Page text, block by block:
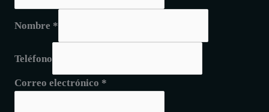
Nombre *
Teléfono
Correo electrónico *